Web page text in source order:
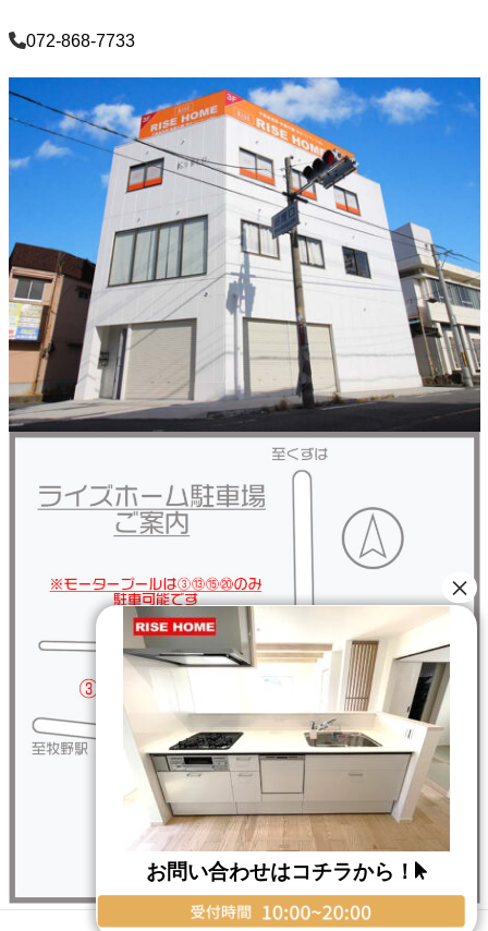
072-868-7733
Copyright © RISE HOME All Rights Reserved.
お問い合わせはコチラから！